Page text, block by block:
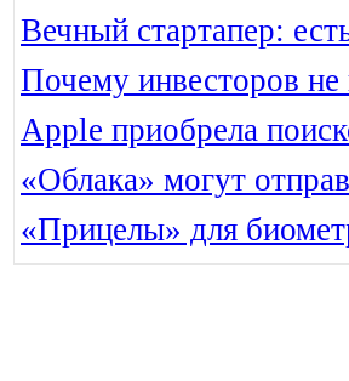
Вечный стартапер:
Почему инвесторов не
Apple приобрела
«Облака» могут
«Прицелы» для